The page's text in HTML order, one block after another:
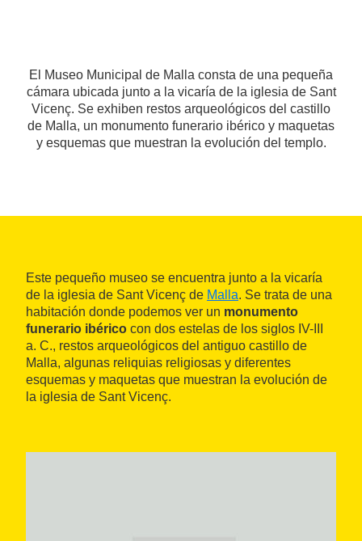
El Museo Municipal de Malla consta de una pequeña
cámara ubicada junto a la vicaría de la iglesia de Sant
Vicenç. Se exhiben restos arqueológicos del castillo
de Malla, un monumento funerario ibérico y maquetas
y esquemas que muestran la evolución del templo.
Este pequeño museo se encuentra junto a la vicaría
de la iglesia de Sant Vicenç de Malla. Se trata de una
habitación donde podemos ver un monumento
funerario ibérico con dos estelas de los siglos IV-III
a. C., restos arqueológicos del antiguo castillo de
Malla, algunas reliquias religiosas y diferentes
esquemas y maquetas que muestran la evolución de
la iglesia de Sant Vicenç.